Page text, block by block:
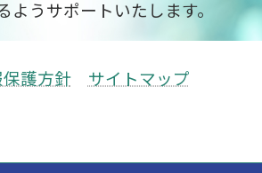
ようサポートいたします。
護方針 サイトマップ